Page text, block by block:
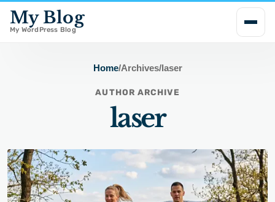
i
p
e
n
t
My Blog
My WordPress Blog
Home/Archives/laser
AUTHOR ARCHIVE
laser